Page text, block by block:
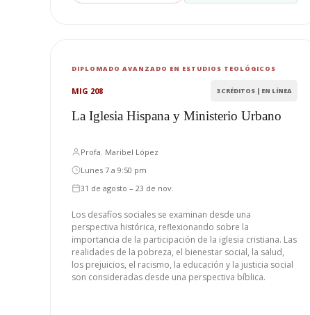
DIPLOMADO AVANZADO EN ESTUDIOS TEOLÓGICOS
MIG 208 3 CRÉDITOS | EN LÍNEA
La Iglesia Hispana y Ministerio Urbano
Profa. Maribel López
Lunes 7 a 9:50 pm
31 de agosto – 23 de nov.
Los desafíos sociales se examinan desde una
perspectiva histórica, reflexionando sobre la
importancia de la participación de la iglesia cristiana. Las
realidades de la pobreza, el bienestar social, la salud,
los prejuicios, el racismo, la educación y la justicia social
son consideradas desde una perspectiva bíblica.